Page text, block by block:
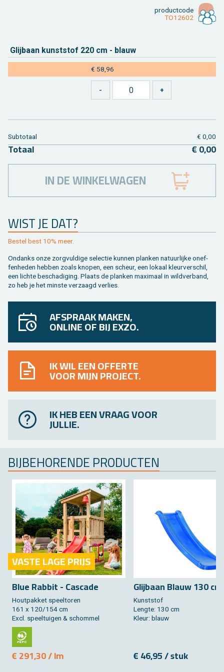
product­code
TO12602
Glij­baan kunst­stof 220 cm - blauw
€ 58,96
WIST JE DAT?
Be­stel best 10% meer.
On­danks onze zorg­vul­di­ge se­lec­tie kun­nen plan­ken na­tuur­lij­ke on­ef­
fen­he­den heb­ben zoals kno­pen, een scheur, een lo­kaal kleur­ver­schil,
een lich­te be­scha­di­ging. Plaats de plan­ken maxi­maal in wild­ver­band,
zo heb je het min­ste ver­zaagd ver­lies.
Sub­to­taal € 0,00
To­taal € 0,00
IN DE WINKELWAGEN
AFSPRAAK MAKEN,
ONLINE OF BIJ EXZO.
IK WIL EEN OFFERTE
VOOR MIJN PROJECT.
IK HEB EEN VRAAG VOOR
JULLIE.
BIJ­BE­HO­REN­DE PRO­DUC­TEN
VASTE LAGE PRIJS
Blue Rab­bit - Cas­ca­de
Hout­pak­ket speel­to­ren
161 x 120/154 cm
Excl. speel­tui­gen & schom­mel
€ 291,30 / lm
Glij­baan Blauw 130 cm
Kunst­stof
Leng­te: 130 cm
Kleur: blauw
€ 46,95 / stuk